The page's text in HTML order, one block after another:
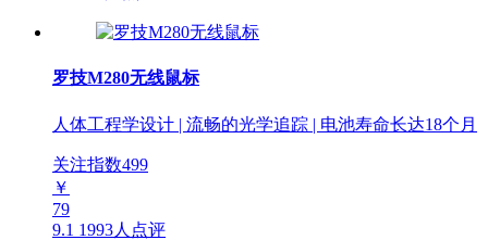
罗技M280无线鼠标
人体工程学设计 | 流畅的光学追踪 | 电池寿命长达18个月
关注指数499
￥
79
9.1 1993人点评